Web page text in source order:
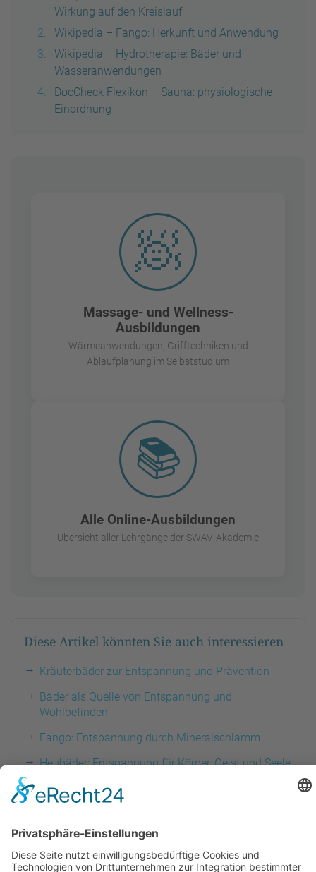
Wirkung auf den Kreislauf
Wikipedia – Fango: Herkunft und Anwendung
Wikipedia – Hydrotherapie: Bäder und
Wasseranwendungen
DocCheck Flexikon – Sauna: physiologische
Einordnung
🧖
Massage- und Wellness-
Ausbildungen
Wärmeanwendungen, Grifftechniken und
Ablaufplanung im Selbststudium
📚
Alle Online-Ausbildungen
Übersicht aller Lehrgänge der SWAV-Akademie
Diese Artikel könnten Sie auch interessieren
Kräuterbäder zur Entspannung und Prävention
Bäder als Quelle von Entspannung und
Wohlbefinden
Fango: Entspannung durch Mineralschlamm
Heubäder: Entspannung für Körper, Geist und Seele
Packungen: Erholung und Entspannung